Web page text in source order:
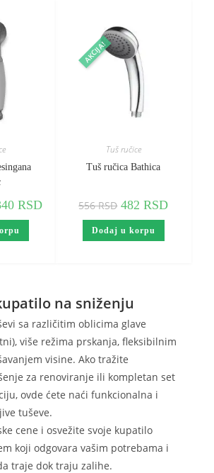
RSD
AKCIJA!
Tuš ručice
Tuš ručica Bathica
556RSD 482RSD
Dodaj u korpu
na sniženju
sa različitim oblicima glave
više režima prskanja, fleksibilnim
visine. Ako tražite
za renoviranje ili kompletan set
ovde ćete naći funkcionalna i
tuševe.
cene i osvežite svoje kupatilo
koji odgovara vašim potrebama i
traje dok traju zalihe.